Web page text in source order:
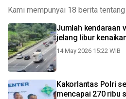
Kami mempunyai 18 berita
Jumlah kendaraan
jelang libur
14 May 2026 15:22 WIB
Kakorlantas Polri
mencapai 270 ribu